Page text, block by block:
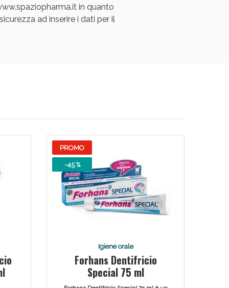
in quanto
ad inserire i dati per il
PROMO
-45 %
Igiene orale
Forhans Dentifricio
Special 75 ml